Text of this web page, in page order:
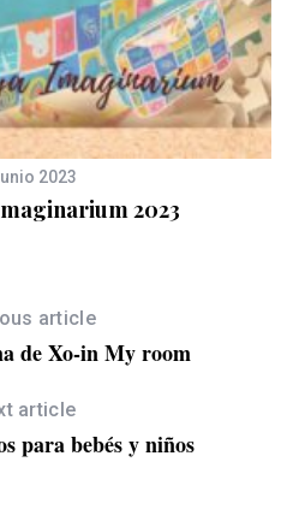
2023
2023
article
de Xo-in My room
article
para bebés y niños